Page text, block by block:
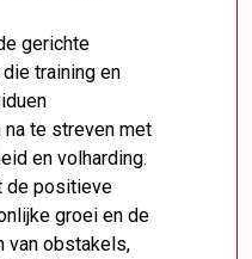
gerichte
training en
na te streven met
en volharding.
de positieve
groei en de
van obstakels,